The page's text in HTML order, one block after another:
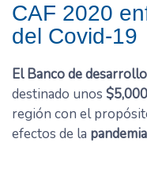
CAF 2020
del Covid-19
El Banco de
destinado unos
región con el
efectos de la pandemia